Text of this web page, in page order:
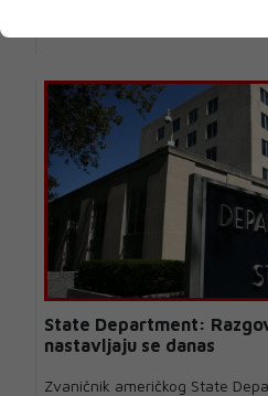
State Department:
nastavljaju se danas
Zvaničnik američkog State